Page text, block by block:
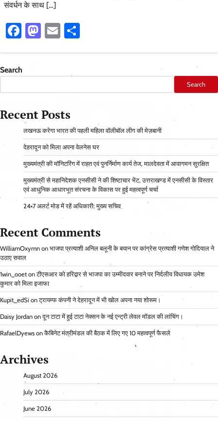
संवर्धन के साथ […]
Facebook
Mastodon
Email
Search
Search
Recent Posts
लखनऊ करेगा भारत की पहली महिला वॉलीबॉल लीग की मेज़बानी
देहरादून को मिला अपना वेलनेस घर
मुख्यमंत्री की मॉनिटरिंग में राहत एवं पुनर्निर्माण कार्य तेज, मालदेवता में आवागमन सुरक्षित
मुख्यमंत्री से महानिदेशक एनसीसी ने की शिष्टाचार भेंट, उत्तराखण्ड में एनसीसी के विस्तार
एवं आधुनिक आधारभूत संरचना के विकास पर हुई महत्वपूर्ण चर्चा
24×7 अलर्ट मोड में रहें अधिकारी: मुख्य सचिव
Recent Comments
WilliamOxymn on भाजपा प्रत्याशी अनिल बलूनी के बयान पर कांग्रेस प्रत्याशी गणेश गोदियाल ने
उठाए सवाल
1win_ooet onटीएसआर को हरिद्वार से भाजपा का उम्मीदवार बनाने पर निर्दलीय विधायक उमेश
कुमार को मिला इजाफा
Kupit_edSi onट्रायम्फ कंपनी ने देहरादून में भी खोल अपना नया शोरूम।
Daisy Jordan onदून टाटा में हुई टाटा नेक्सन के नई एन्ट्री लेवल मॉडल की लांचिंग।
RafaelDyews onकैबिनेट मंत्रीमंडल की बैठक में लिए गए 10 महत्वपूर्ण फैसले
Archives
August 2026
July 2026
June 2026